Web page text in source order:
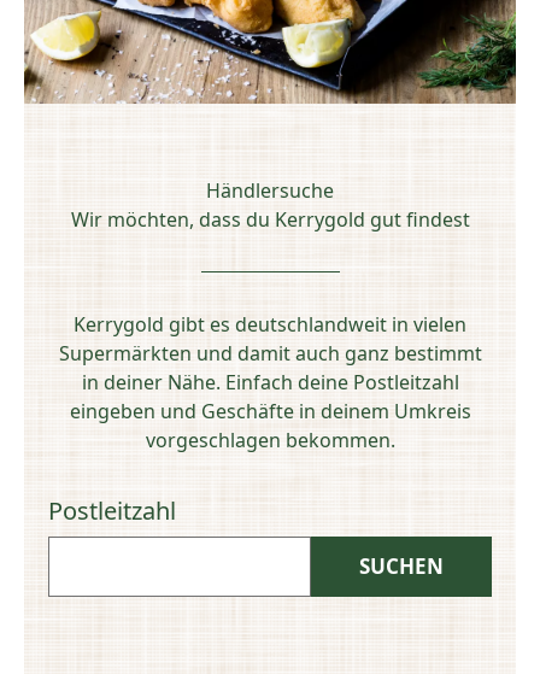
Händlersuche
Wir möchten, dass du Kerrygold gut findest
Kerrygold gibt es deutschlandweit in vielen
Supermärkten und damit auch ganz bestimmt
in deiner Nähe. Einfach deine Postleitzahl
eingeben und Geschäfte in deinem Umkreis
vorgeschlagen bekommen.
Postleitzahl